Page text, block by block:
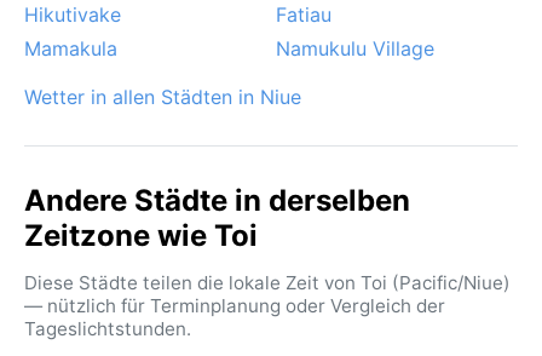
Hikutivake
Fatiau
Mamakula
Namukulu Village
Wetter in allen Städten in Niue
Andere Städte in derselben
Zeitzone wie Toi
Diese Städte teilen die lokale Zeit von Toi (Pacific/Niue)
— nützlich für Terminplanung oder Vergleich der
Tageslichtstunden.